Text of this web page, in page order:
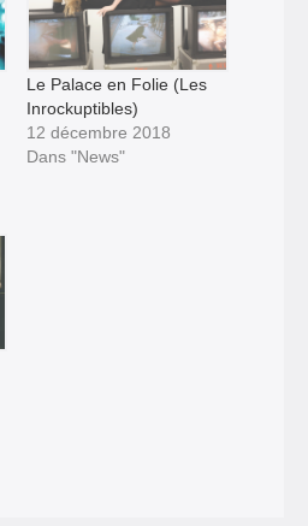
Le Palace en Folie (Les
Inrockuptibles)
12 décembre 2018
Dans "News"